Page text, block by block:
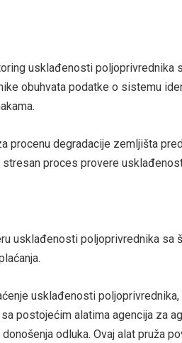
usklađenosti
obuhvata podatke o sistemu
degradacije zemljišta
proces provere
usklađenosti poljoprivrednika sa
usklađenosti
postojećim alatima agencija za
odluka. Ovaj alat pruža